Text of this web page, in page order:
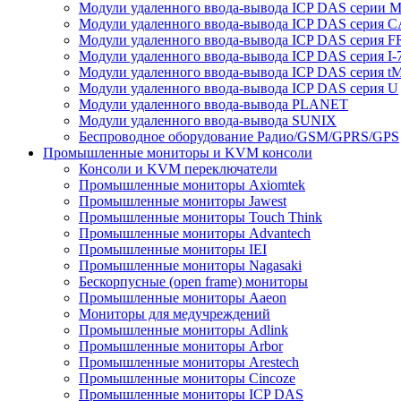
Модули удаленного ввода-вывода ICP DAS серии M
Модули удаленного ввода-вывода ICP DAS серия
Модули удаленного ввода-вывода ICP DAS серия
Модули удаленного ввода-вывода ICP DAS серия I-
Модули удаленного ввода-вывода ICP DAS серия
Модули удаленного ввода-вывода ICP DAS серия U
Модули удаленного ввода-вывода PLANET
Модули удаленного ввода-вывода SUNIX
Беспроводное оборудование Радио/GSM/GPRS/GPS
Промышленные мониторы и KVM консоли
Консоли и KVM переключатели
Промышленные мониторы Axiomtek
Промышленные мониторы Jawest
Промышленные мониторы Touch Think
Промышленные мониторы Advantech
Промышленные мониторы IEI
Промышленные мониторы Nagasaki
Бескорпусные (open frame) мониторы
Промышленные мониторы Aaeon
Мониторы для медучреждений
Промышленные мониторы Adlink
Промышленные мониторы Arbor
Промышленные мониторы Arestech
Промышленные мониторы Cincoze
Промышленные мониторы ICP DAS